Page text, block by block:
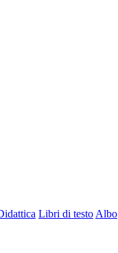
Libri di testo Albo